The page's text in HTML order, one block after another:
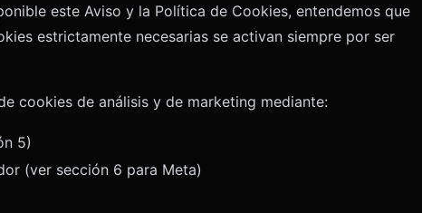
este Aviso y la Política de Cookies, entendemos que
estrictamente necesarias se activan siempre por ser
cookies de análisis y de marketing mediante:
5)
(ver sección 6 para Meta)